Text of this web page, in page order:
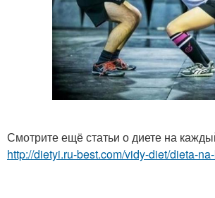
Смотрите ещё статьи о диете на
http://dietyi.ru-best.com/vidy-diet/dieta-